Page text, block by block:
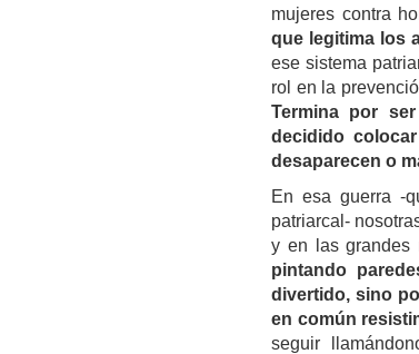
mujeres contra
que legitima los
ese sistema
rol en la
Termina por
decidido
desaparecen o
En esa guerra -
patriarcal-
y en las grandes
pintando
divertido, sino
en común
seguir